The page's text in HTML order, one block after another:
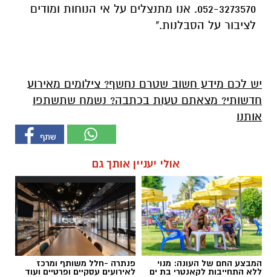
052-3273570. אנו מתנצלים על אי הנוחות ומודים
לציבור על הסבלנות."
יש לכם מידע חשוב שטרם נחשף? צילומים מאירוע
חדשותי? מצאתם טעות בכתבה? נשמח שתשתפו
אותנו
אולי יעניין אותך גם
המבצע החם של העונה: מנוי
ללא התחייבות לקאנטרי בת ים
פנתרה -חלל משותף ומרכז
לאירועים עסקיים ופרטיים ועוד